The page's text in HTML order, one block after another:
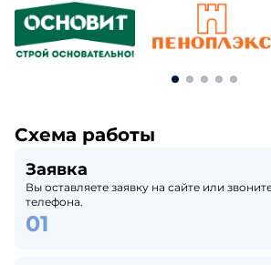
Схема работы
Заявка
Вы оставляете заявку на сайте или
телефона.